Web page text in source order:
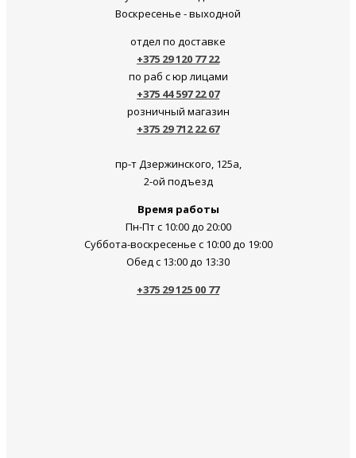
Воскресенье - выходной
отдел по доставке
+375 29 120 77 22
по раб с юр лицами
+375 44 597 22 07
розничный магазин
+375 29 712 22 67
пр-т Дзержинского, 125а,
2-ой подъезд
Время работы
Пн-Пт с 10:00 до 20:00
Суббота-воскресенье c 10:00 до 19:00
Обед с 13:00 до 13:30
+375 29 125 00 77